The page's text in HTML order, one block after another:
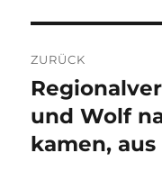
ZURÜCK
Vorheriger
Beitrag:
und Wolf
kamen,